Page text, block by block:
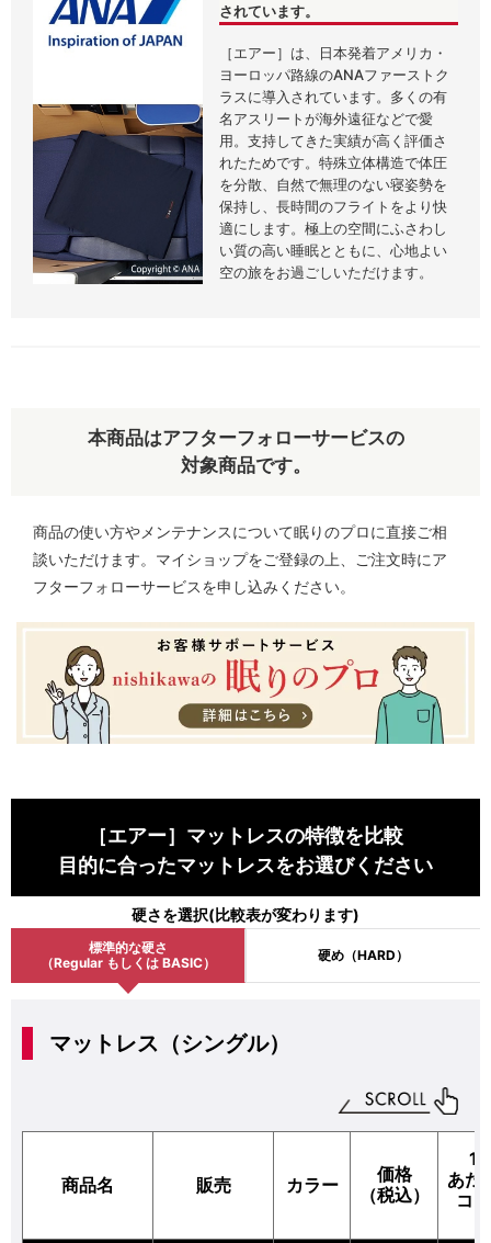
されています。
［エアー］は、日本発着アメリカ・
ヨーロッパ路線のANAファーストク
ラスに導入されています。多くの有
名アスリートが海外遠征などで愛
用。支持してきた実績が高く評価さ
れたためです。特殊立体構造で体圧
を分散、自然で無理のない寝姿勢を
保持し、長時間のフライトをより快
適にします。極上の空間にふさわし
い質の高い睡眠とともに、心地よい
空の旅をお過ごしいただけます。
本商品はアフターフォローサービスの
対象商品です。
商品の使い方やメンテナンスについて眠りのプロに直接ご相
談いただけます。マイショップをご登録の上、ご注文時にア
フターフォローサービスを申し込みください。
［エアー］マットレスの特徴を比較
目的に合ったマットレスをお選びください
硬さを選択(比較表が変わります)
標準的な硬さ
（Regular もしくは BASIC）
硬め（HARD）
マットレス（シングル）
商品名 販売 カラー
価格
（税込）
1
あた
コ